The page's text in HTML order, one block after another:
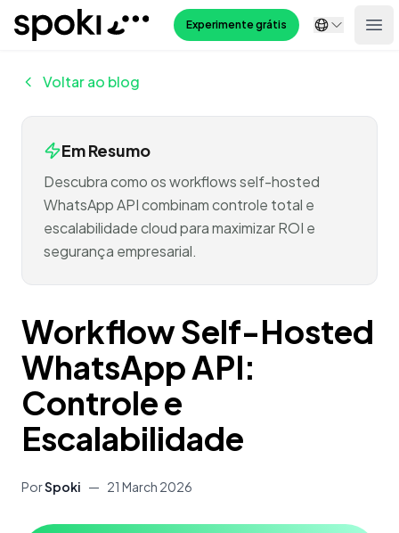
Spoki Experimente grátis
Voltar ao blog
Em Resumo
Descubra como os workflows self-hosted
WhatsApp API combinam controle total e
escalabilidade cloud para maximizar ROI e
segurança empresarial.
Workflow Self-Hosted
WhatsApp API:
Controle e
Escalabilidade
PorSpoki — 21 March 2026